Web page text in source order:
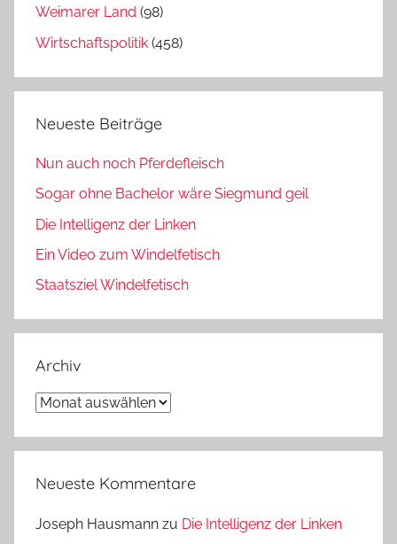
Weimarer Land (98)
Wirtschaftspolitik (458)
Neueste Beiträge
Nun auch noch Pferdefleisch
Sogar ohne Bachelor wäre Siegmund geil
Die Intelligenz der Linken
Ein Video zum Windelfetisch
Staatsziel Windelfetisch
Archiv
Archiv
Neueste Kommentare
Joseph Hausmann zu Die Intelligenz der Linken